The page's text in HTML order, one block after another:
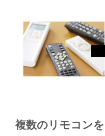
複数のリモコン